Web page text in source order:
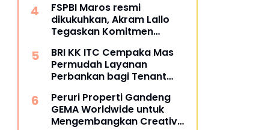
FSPBI Maros resmi
dikukuhkan, Akram Lallo
Tegaskan Komitmen
Pekerja
BRI KK ITC Cempaka Mas
Permudah Layanan
Perbankan bagi Tenant
Peruri Properti Gandeng
GEMA Worldwide untuk
Mengembangkan Creative